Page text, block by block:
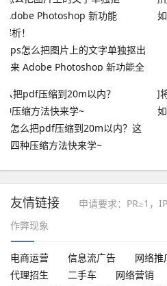
ps怎么把图片上的文字单独抠出
来 Adobe Photoshop 新功能全
怎么把pdf压缩到20m以内？这
四种压缩方法快来学~
友情链接
申请要求：PR≥1，
作弊现象
电商运营 信息流广告 网络推
代理招生
二手车 网络营销